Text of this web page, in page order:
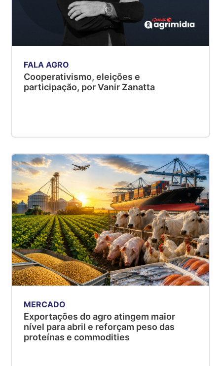
FALA AGRO
Cooperativismo, eleições e
participação, por Vanir Zanatta
MERCADO
Exportações do agro atingem maior
nível para abril e reforçam peso das
proteínas e commodities